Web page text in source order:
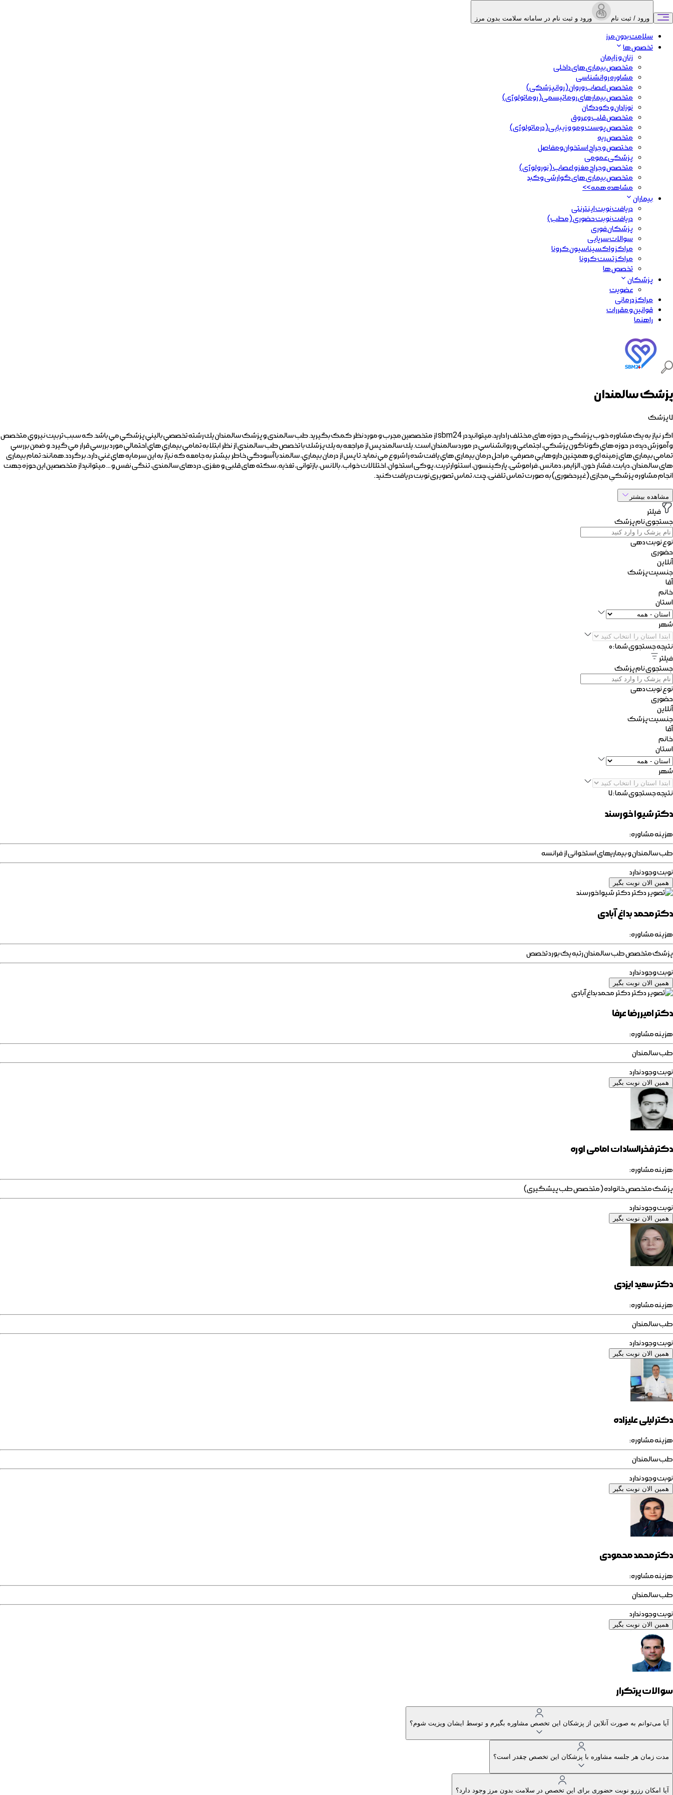
ورود / ثبت نام ورود و ثبت نام در سامانه سلامت بدون مرز
سلامت بدون مرز
تخصص ها
زنان و زایمان
متخصص بیماری های داخلی
مشاوره روانشناسی
متخصص اعصاب و‌روان (روانپزشکی)
متخصص بیمارهای روماتیسمی(روماتولوژی)
نوزادان و کودکان
متخصص قلب و‌عروق
متخصص پوست ومو و زیبایی(درماتولوژی)
متخصص ریه
مختصص و جراح استخوان‌و‌مفاصل
پزشکی عمومی
متخصص وجراح مغزو اعصاب (نورولوژی)
متخصص بیماری های گوارشی وکبد
مشاهده همه >>
بیماران
دریافت نوبت اینترنتی
دریافت نوبت حضوری (مطب)
پزشکان فوری
سوالات سرپایی
مراکز واکسیناسیون کرونا
مراکز تست کرونا
تخصص ها
پزشکان
عضویت
مراکز درمانی
قوانین و مقررات
راهنما
پزشک سالمندان
۷پزشک
اگر نیاز به یک مشاوره خوب پزشکی در حوزه های مختلف را دارید، میتوانید در sbm24 از متخصصین مجرب و مورد نظر کمک بگیرید. طب سالمندی و پزشک سالمندان يك رشته تخصصي باليني پزشكي مي باشد. كه سبب تربيت نيروي متخصص
و آموزش ديده در حوزه هاي گوناگون پزشكي، اجتماعي و روانشناسي در مورد سالمندان است. يك سالمند پس از مراجعه به يك پزشك با تخصص طب سالمندي از نظر ابتلا به تمامي بيماري هاي احتمالي مورد بررسي قرار مي گيرد. و ضمن بررسي
تمامي بيماري هاي زمينه اي و همچنين داروهايي مصرفي، مراحل درمان بيماري هاي يافت شده را شروع مي نمايد. تا پس از درمان بيماري، سالمند با آسودگي خاطر بيشتر به جامعه كه نياز به اين سرمايه هاي غني دارد، برگردد.همانند: تمام بیماری
های سالمندان، دیابت، فشار خون، الزایمر، دمانس، فراموشی، پارکینسون، استئوارتریت، پوکی استخوان، اختلالات خواب، بالانس، بازتوانی، تغذیه، سکته های قلبی و مغزی، دردهای سالمندی، تنگی نفس و ... میتوانید از متخصصین این حوزه جهت
انجام مشاوره پزشکیِ مجازی (غیرحضوری) به صورت تماس تلفنی، چت، تماس تصویری نوبت دریافت کنید .
مشاهده بیشتر
فیلتر
جستجوی نام پزشک
نوع نوبت دهی
حضوری
آنلاین
جنسیت پزشک
آقا
خانم
استان
شهر
نتیجه جستجوی شما :۰
فیلتر
جستجوی نام پزشک
نوع نوبت دهی
حضوری
آنلاین
جنسیت پزشک
آقا
خانم
استان
شهر
نتیجه جستجوی شما :۷
دکتر شیوا خورسند
هزینه مشاوره:
طب سالمندان و بیماریهای استخوانی از فرانسه
نوبت وجود ندارد
همین الان نوبت بگیر
دکتر محمد بداغ آبادی
هزینه مشاوره:
پزشک متخصص طب سالمندان رتبه یک بورد تخصص
نوبت وجود ندارد
همین الان نوبت بگیر
دکتر امیررضا عرفا
هزینه مشاوره:
طب سالمندان
نوبت وجود ندارد
همین الان نوبت بگیر
دکتر فخرالسادات امامی اوره
هزینه مشاوره:
پزشک متخصص خانواده (متخصص طب پیشگیری)
نوبت وجود ندارد
همین الان نوبت بگیر
دکتر سعید ایزدی
هزینه مشاوره:
طب سالمندان
نوبت وجود ندارد
همین الان نوبت بگیر
دکتر لیلی علیزاده
هزینه مشاوره:
طب سالمندان
نوبت وجود ندارد
همین الان نوبت بگیر
دکتر محمد محمودی
هزینه مشاوره:
طب سالمندان
نوبت وجود ندارد
همین الان نوبت بگیر
سوالات پرتکرار
آیا می‌توانم به صورت آنلاین از پزشکان این تخصص مشاوره بگیرم و توسط ایشان ویزیت شوم؟
مدت زمان هر جلسه مشاوره با پزشکان این تخصص چقدر است؟
آیا امکان رزرو نوبت حضوری برای این تخصص در سلامت بدون مرز وجود دارد؟